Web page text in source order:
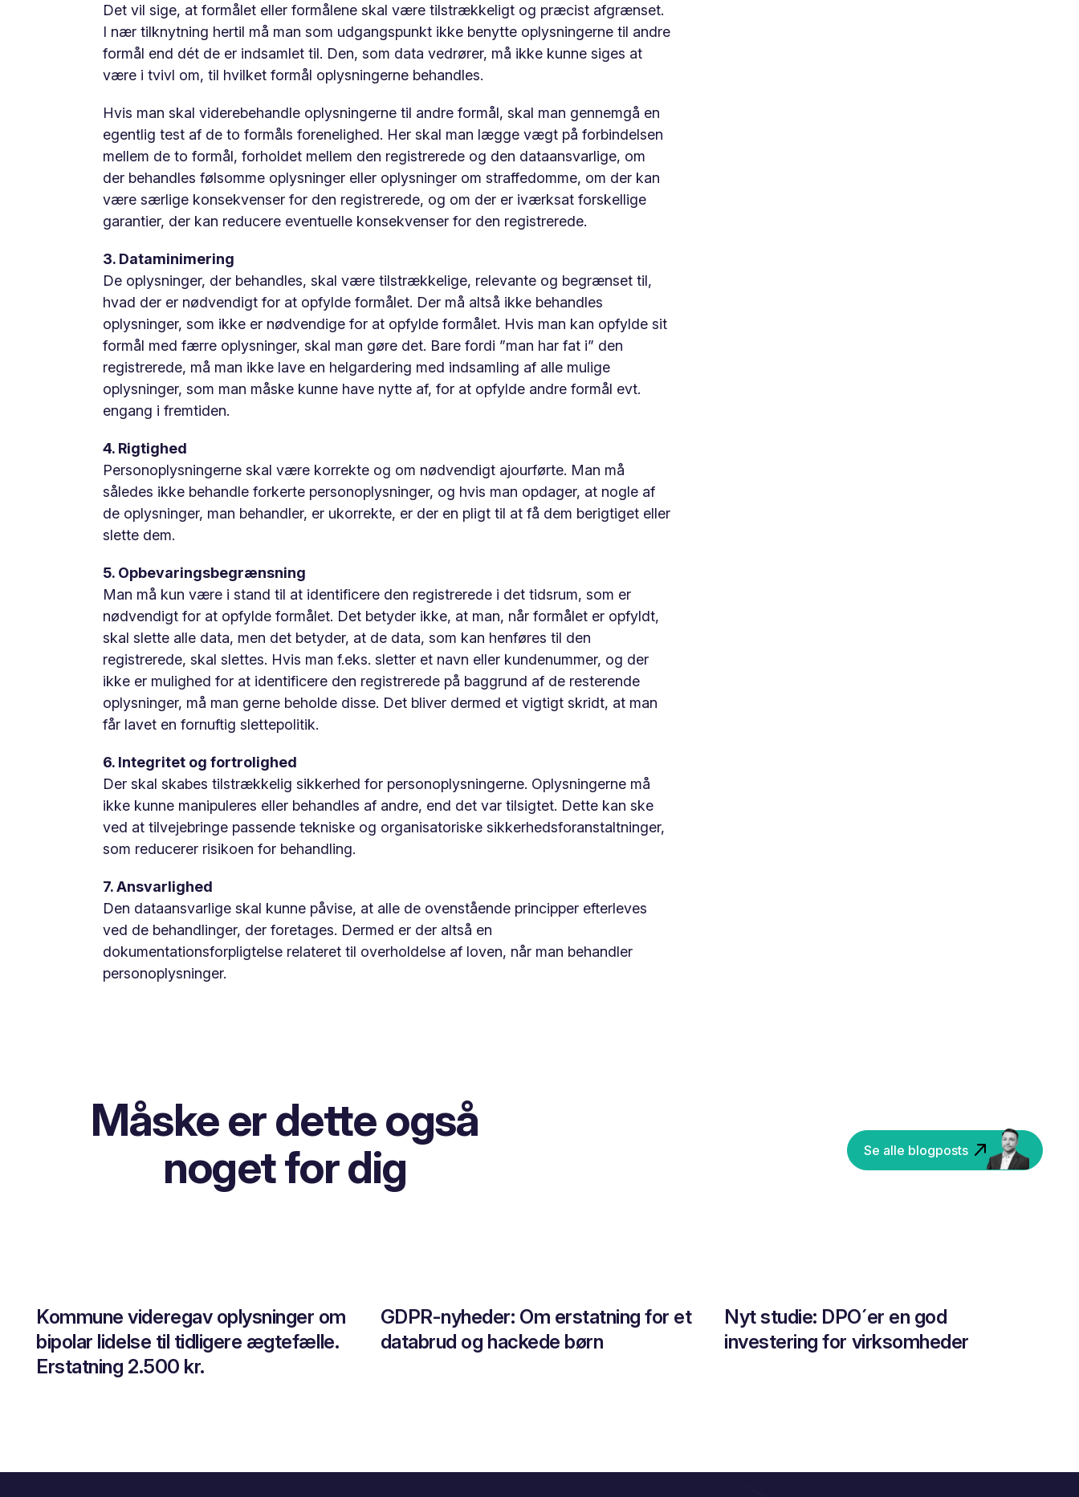
Det vil sige, at formålet eller formålene skal være tilstrækkeligt og præcist afgrænset.
I nær tilknytning hertil må man som udgangspunkt ikke benytte oplysningerne til andre
formål end dét de er indsamlet til. Den, som data vedrører, må ikke kunne siges at
være i tvivl om, til hvilket formål oplysningerne behandles.
Hvis man skal viderebehandle oplysningerne til andre formål, skal man gennemgå en
egentlig test af de to formåls forenelighed. Her skal man lægge vægt på forbindelsen
mellem de to formål, forholdet mellem den registrerede og den dataansvarlige, om
der behandles følsomme oplysninger eller oplysninger om straffedomme, om der kan
være særlige konsekvenser for den registrerede, og om der er iværksat forskellige
garantier, der kan reducere eventuelle konsekvenser for den registrerede.
3. Dataminimering
De oplysninger, der behandles, skal være tilstrækkelige, relevante og begrænset til,
hvad der er nødvendigt for at opfylde formålet. Der må altså ikke behandles
oplysninger, som ikke er nødvendige for at opfylde formålet. Hvis man kan opfylde sit
formål med færre oplysninger, skal man gøre det. Bare fordi ”man har fat i” den
registrerede, må man ikke lave en helgardering med indsamling af alle mulige
oplysninger, som man måske kunne have nytte af, for at opfylde andre formål evt.
engang i fremtiden.
4. Rigtighed
Personoplysningerne skal være korrekte og om nødvendigt ajourførte. Man må
således ikke behandle forkerte personoplysninger, og hvis man opdager, at nogle af
de oplysninger, man behandler, er ukorrekte, er der en pligt til at få dem berigtiget eller
slette dem.
5. Opbevaringsbegrænsning
Man må kun være i stand til at identificere den registrerede i det tidsrum, som er
nødvendigt for at opfylde formålet. Det betyder ikke, at man, når formålet er opfyldt,
skal slette alle data, men det betyder, at de data, som kan henføres til den
registrerede, skal slettes. Hvis man f.eks. sletter et navn eller kundenummer, og der
ikke er mulighed for at identificere den registrerede på baggrund af de resterende
oplysninger, må man gerne beholde disse. Det bliver dermed et vigtigt skridt, at man
får lavet en fornuftig slettepolitik.
6. Integritet og fortrolighed
Der skal skabes tilstrækkelig sikkerhed for personoplysningerne. Oplysningerne må
ikke kunne manipuleres eller behandles af andre, end det var tilsigtet. Dette kan ske
ved at tilvejebringe passende tekniske og organisatoriske sikkerhedsforanstaltninger,
som reducerer risikoen for behandling.
7. Ansvarlighed
Den dataansvarlige skal kunne påvise, at alle de ovenstående principper efterleves
ved de behandlinger, der foretages. Dermed er der altså en
dokumentationsforpligtelse relateret til overholdelse af loven, når man behandler
personoplysninger.
Måske er dette også
noget for dig
Se alle blogposts
Kommune videregav oplysninger om
bipolar lidelse til tidligere ægtefælle.
Erstatning 2.500 kr.
GDPR-nyheder: Om erstatning for et
databrud og hackede børn
Nyt studie: DPO´er en god
investering for virksomheder